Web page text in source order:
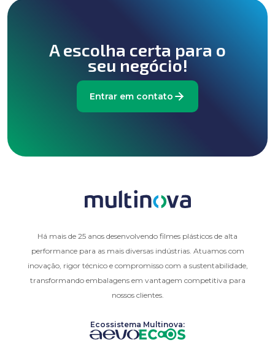
A escolha certa para o
seu negócio!
Entrar em contato
Há mais de 25 anos desenvolvendo filmes plásticos de alta
performance para as mais diversas indústrias. Atuamos com
inovação, rigor técnico e compromisso com a sustentabilidade,
transformando embalagens em vantagem competitiva para
nossos clientes.
Ecossistema Multinova: